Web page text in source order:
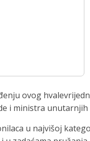
ovog
i ministra
u najvišoj